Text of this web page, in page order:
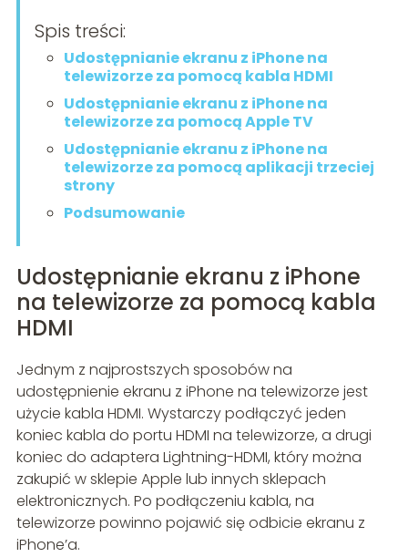
Spis treści:
Udostępnianie ekranu z iPhone na
telewizorze za pomocą kabla HDMI
Udostępnianie ekranu z iPhone na
telewizorze za pomocą Apple TV
Udostępnianie ekranu z iPhone na
telewizorze za pomocą aplikacji trzeciej
strony
Podsumowanie
Udostępnianie ekranu z iPhone
na telewizorze za pomocą kabla
HDMI
Jednym z najprostszych sposobów na
udostępnienie ekranu z iPhone na telewizorze jest
użycie kabla HDMI. Wystarczy podłączyć jeden
koniec kabla do portu HDMI na telewizorze, a drugi
koniec do adaptera Lightning-HDMI, który można
zakupić w sklepie Apple lub innych sklepach
elektronicznych. Po podłączeniu kabla, na
telewizorze powinno pojawić się odbicie ekranu z
iPhone’a.